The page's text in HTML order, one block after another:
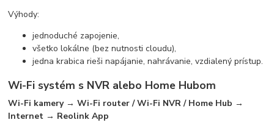
Výhody:
jednoduché zapojenie,
všetko lokálne (bez nutnosti cloudu),
jedna krabica rieši napájanie, nahrávanie, vzdialený prístup.
Wi-Fi systém s NVR alebo Home Hubom
Wi-Fi kamery → Wi-Fi router / Wi-Fi NVR / Home Hub →
Internet → Reolink App